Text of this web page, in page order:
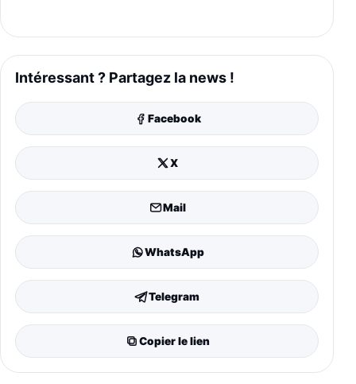
Intéressant ? Partagez la news !
Facebook
X
Mail
WhatsApp
Telegram
Copier le lien